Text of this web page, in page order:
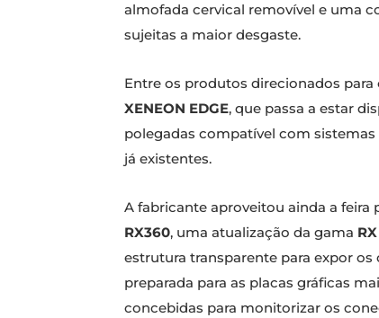
almofada cervical removível e uma
sujeitas a maior desgaste.
Entre os produtos direcionados
XENEON EDGE, que passa a estar
polegadas compatível com
já existentes.
A fabricante aproveitou ainda a feira
RX360, uma atualização da gama
estrutura transparente para expor
preparada para as placas gráficas
concebidas para monitorizar os